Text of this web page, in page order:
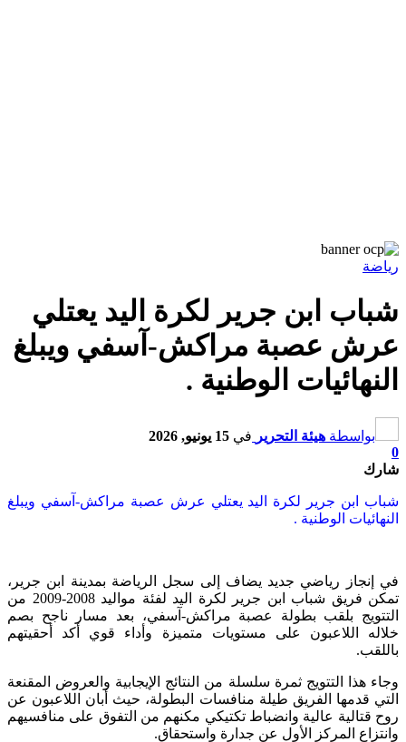
رياضة
شباب ابن جرير لكرة اليد يعتلي
عرش عصبة مراكش-آسفي ويبلغ
النهائيات الوطنية .
بواسطة هيئة التحرير في 15 يونيو, 2026
0
شارك
شباب ابن جرير لكرة اليد يعتلي عرش عصبة مراكش-آسفي ويبلغ
النهائيات الوطنية .
في إنجاز رياضي جديد يضاف إلى سجل الرياضة بمدينة ابن جرير،
تمكن فريق شباب ابن جرير لكرة اليد لفئة مواليد 2008-2009 من
التتويج بلقب بطولة عصبة مراكش-آسفي، بعد مسار ناجح بصم
خلاله اللاعبون على مستويات متميزة وأداء قوي أكد أحقيتهم
باللقب.
وجاء هذا التتويج ثمرة سلسلة من النتائج الإيجابية والعروض المقنعة
التي قدمها الفريق طيلة منافسات البطولة، حيث أبان اللاعبون عن
روح قتالية عالية وانضباط تكتيكي مكنهم من التفوق على منافسيهم
وانتزاع المركز الأول عن جدارة واستحقاق.